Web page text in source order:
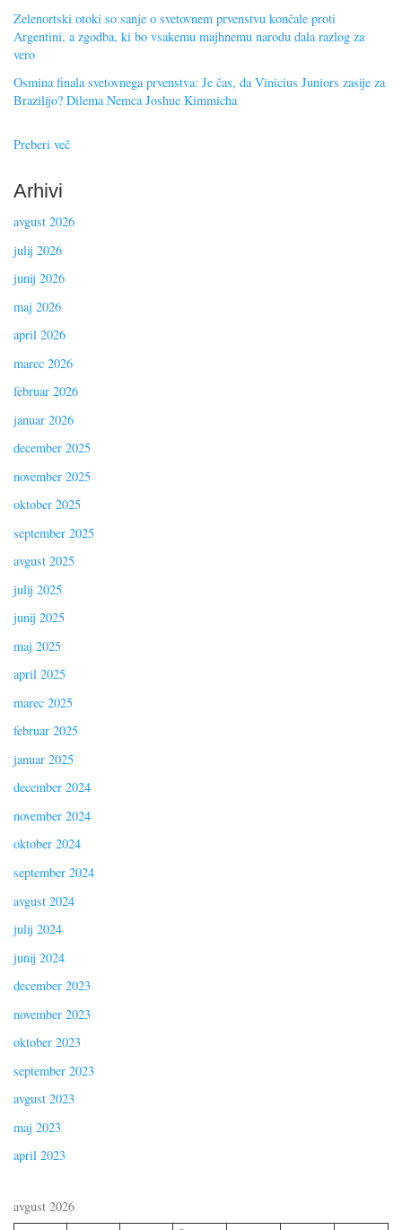
Zelenortski otoki so sanje o svetovnem prvenstvu končale proti
Argentini, a zgodba, ki bo vsakemu majhnemu narodu dala razlog za
vero
Osmina finala svetovnega prvenstva: Je čas, da Vinicius Juniors zasije za
Brazilijo? Dilema Nemca Joshue Kimmicha
Preberi več
Arhivi
avgust 2026
julij 2026
junij 2026
maj 2026
april 2026
marec 2026
februar 2026
januar 2026
december 2025
november 2025
oktober 2025
september 2025
avgust 2025
julij 2025
junij 2025
maj 2025
april 2025
marec 2025
februar 2025
januar 2025
december 2024
november 2024
oktober 2024
september 2024
avgust 2024
julij 2024
junij 2024
december 2023
november 2023
oktober 2023
september 2023
avgust 2023
maj 2023
april 2023
avgust 2026